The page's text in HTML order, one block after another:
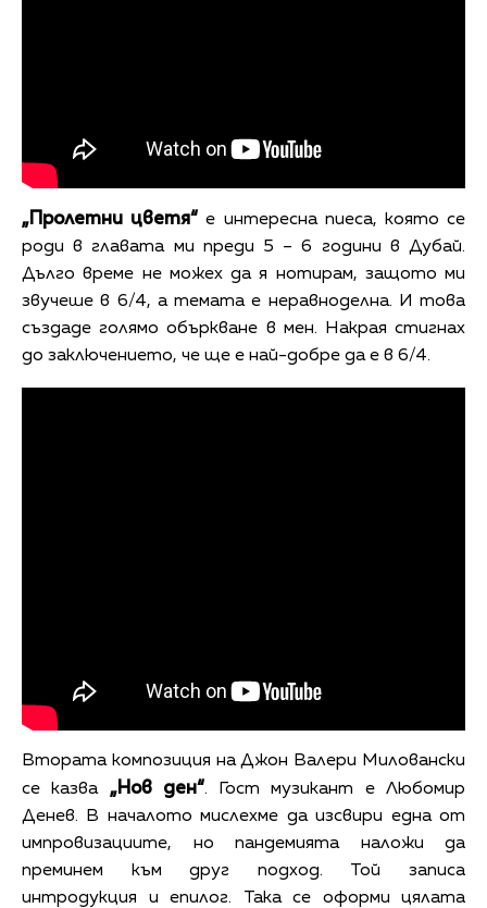
„Пролетни цветя“ е интересна пиеса, която се
роди в главата ми преди 5 – 6 години в Дубай.
Дълго време не можех да я нотирам, защото ми
звучеше в 6/4, а темата е неравноделна. И това
създаде голямо объркване в мен. Накрая стигнах
до заключението, че ще е най-добре да е в 6/4.
Втората композиция на Джон Валери Миловански
се казва „Нов ден“. Гост музикант е Любомир
Денев. В началото мислехме да изсвири една от
импровизациите, но пандемията наложи да
преминем към друг подход. Той записа
интродукция и епилог. Така се оформи цялата